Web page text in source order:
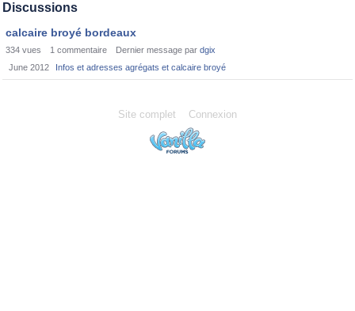
Discussions
calcaire broyé bordeaux
334 vues 1 commentaire Dernier message par dgix
June 2012
Infos et adresses agrégats et calcaire broyé
Site complet Connexion